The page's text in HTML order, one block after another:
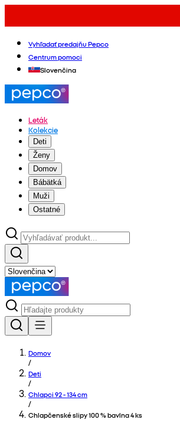
Vyhľadať predajňu Pepco
Centrum pomoci
Slovenčina
Leták
Kolekcie
Deti
Ženy
Domov
Bábätká
Muži
Ostatné
Domov
/
Deti
/
Chlapci 92 - 134 cm
/
Chlapčenské slipy 100 % bavlna 4 ks